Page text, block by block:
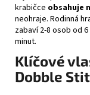
krabičce obsahuje
neohraje. Rodinná
zabaví 2-8 osob od
minut.
Klíčové
Dobble